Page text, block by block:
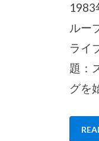
1983
ルー
ライ
題：
グを